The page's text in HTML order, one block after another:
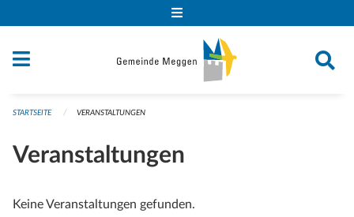
STARTSEITE VERANSTALTUNGEN
Veranstaltungen
Keine Veranstaltungen gefunden.